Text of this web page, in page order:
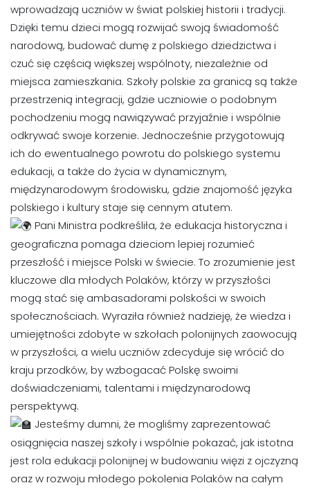
wprowadzają uczniów w świat polskiej historii i tradycji.
Dzięki temu dzieci mogą rozwijać swoją świadomość
narodową, budować dumę z polskiego dziedzictwa i
czuć się częścią większej wspólnoty, niezależnie od
miejsca zamieszkania. Szkoły polskie za granicą są także
przestrzenią integracji, gdzie uczniowie o podobnym
pochodzeniu mogą nawiązywać przyjaźnie i wspólnie
odkrywać swoje korzenie. Jednocześnie przygotowują
ich do ewentualnego powrotu do polskiego systemu
edukacji, a także do życia w dynamicznym,
międzynarodowym środowisku, gdzie znajomość języka
polskiego i kultury staje się cennym atutem.
Pani Ministra podkreśliła, że edukacja historyczna i
geograficzna pomaga dzieciom lepiej rozumieć
przeszłość i miejsce Polski w świecie. To zrozumienie jest
kluczowe dla młodych Polaków, którzy w przyszłości
mogą stać się ambasadorami polskości w swoich
społecznościach. Wyraziła również nadzieję, że wiedza i
umiejętności zdobyte w szkołach polonijnych zaowocują
w przyszłości, a wielu uczniów zdecyduje się wrócić do
kraju przodków, by wzbogacać Polskę swoimi
doświadczeniami, talentami i międzynarodową
perspektywą.
Jesteśmy dumni, że mogliśmy zaprezentować
osiągnięcia naszej szkoły i wspólnie pokazać, jak istotna
jest rola edukacji polonijnej w budowaniu więzi z ojczyzną
oraz w rozwoju młodego pokolenia Polaków na całym